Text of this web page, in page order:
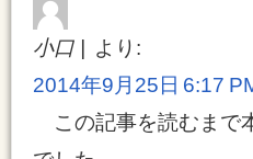
小口
より:
2014年9月25日 6:17
この記事を読むまで